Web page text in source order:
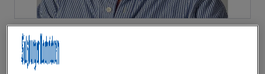
Bei einem störungsfreien Schlaf kann sich das
Immunsystem regenerieren und erholen. Ist eine